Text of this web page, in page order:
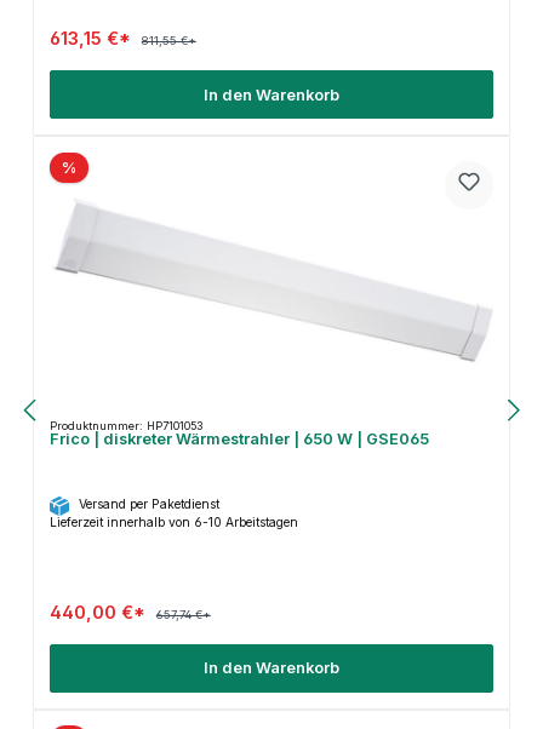
613,15 €* 811,55 €*
In den Warenkorb
%
Produktnummer: HP7101053
Frico | diskreter Wärmestrahler | 650 W | GSE065
Versand per Paketdienst
Lieferzeit innerhalb von 6-10 Arbeitstagen
440,00 €* 657,74 €*
In den Warenkorb